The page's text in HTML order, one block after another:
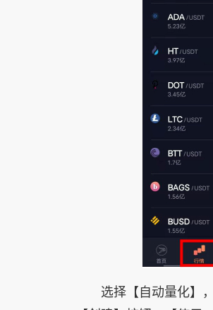
选择【自动量化】